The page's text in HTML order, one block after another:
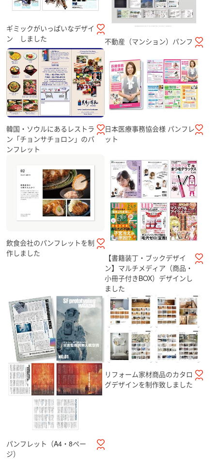
ギミックがいっぱいなデザイ
ン しました
不動産（マンション）パンフ
韓国・ソウルにあるレストラ
ン「チョンサチョロン」のパ
ンフレット
日本医療事務協会様 パンフレ
ット
飲食会社のパンフレットを制
作しました
【書籍装丁・ブックデザイ
ン】マルチメディア（商品・
小冊子付きBOX）デザインし
ました
パンフレット（A4・8ペー
ジ）
リフォーム家材商品のカタロ
グデザインを制作致しました